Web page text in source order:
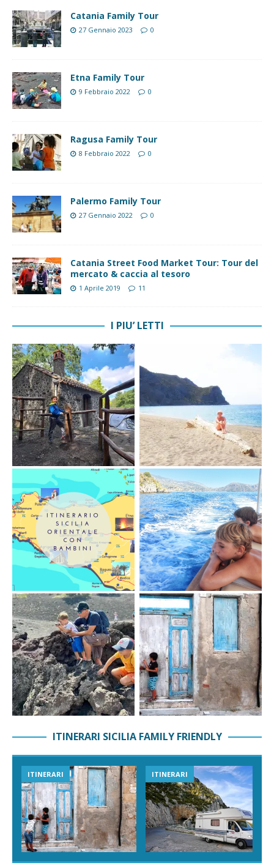
Catania Family Tour
27 Gennaio 2023 0
Etna Family Tour
9 Febbraio 2022 0
Ragusa Family Tour
8 Febbraio 2022 0
Palermo Family Tour
27 Gennaio 2022 0
Catania Street Food Market Tour: Tour del
mercato & caccia al tesoro
1 Aprile 2019 11
I PIU’ LETTI
ITINERARI SICILIA FAMILY FRIENDLY
ITINERARI ITINERARI